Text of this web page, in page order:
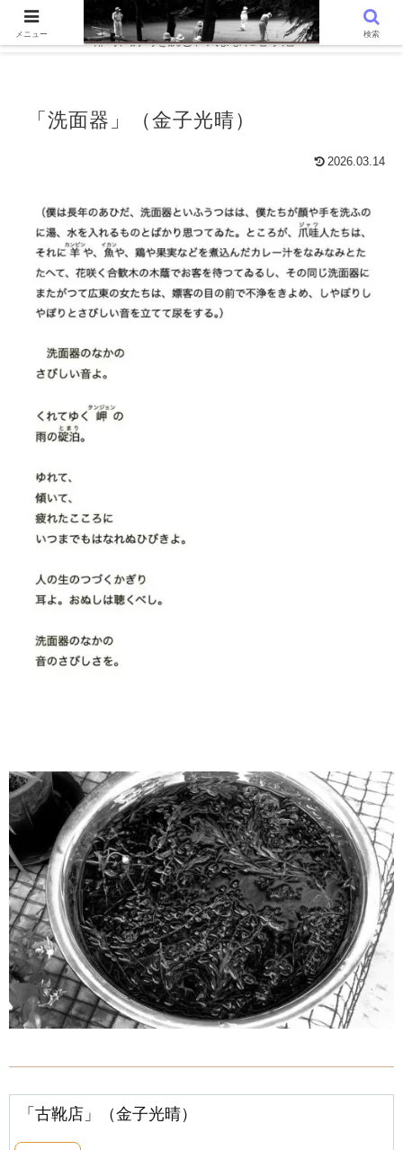
WordPressでつくる趣味の個人ブログです。〜 AIと写真を語る、写真
俳句、詩句を読む、気ままに心字池 〜
「洗面器」（金子光晴）
2026.03.14
「古靴店」（金子光晴）
メニュー 検索